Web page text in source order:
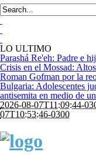
LO ULTIMO
Parashá Re'eh: Padre e
Crisis en el Mossad:
Roman Gofman por la
Bulgaria: Adolescentes
antisemita en medio de
2026-08-07T11:09:44-
07T10:53:46-0300